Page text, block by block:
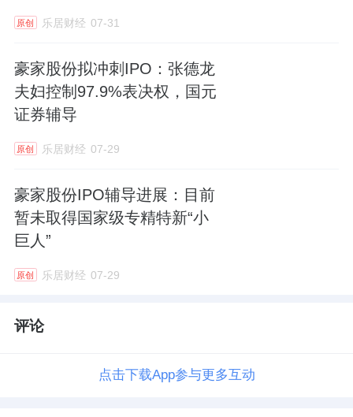
原创 乐居财经 07-31
豪家股份拟冲刺IPO：张德龙
夫妇控制97.9%表决权，国元
证券辅导
原创 乐居财经 07-29
豪家股份IPO辅导进展：目前
暂未取得国家级专精特新“小
巨人”
原创 乐居财经 07-29
评论
点击下载App参与更多互动